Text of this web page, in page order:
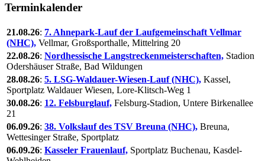
Terminkalender
21.08.26: 7. Ahnepark-Lauf der Laufgemeinschaft Vellmar
(NHC), Vellmar, Großsporthalle, Mittelring 20
22.08.26: Nordhessische Langstreckenmeisterschaften, Stadion
Odershäuser Straße, Bad Wildungen
28.08.26: 5. LSG-Waldauer-Wiesen-Lauf (NHC), Kassel,
Sportplatz Waldauer Wiesen, Lore-Klitsch-Weg 1
30.08.26: 12. Felsburglauf, Felsburg-Stadion, Untere Birkenallee
21
06.09.26: 38. Volkslauf des TSV Breuna (NHC), Breuna,
Wettesinger Straße, Sportplatz
06.09.26: Kasseler Frauenlauf, Sportplatz Buchenau, Kasdel-